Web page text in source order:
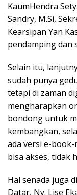
KaumHendra
Sandry, M.Si,
Kearsipan Yan
pendamping dan
Selain itu,
sudah punya
tetapi di zaman
mengharapkan
bondong untuk
kembangkan,
ada versi e-
bisa akses, tidak
Hal senada juga
Datar, Ny. Lise